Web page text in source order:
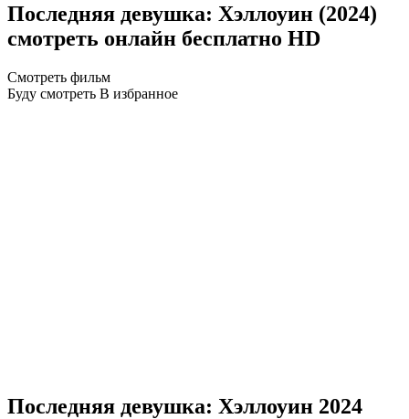
Последняя девушка: Хэллоуин (2024)
смотреть онлайн бесплатно HD
Смотреть фильм
Буду смотреть В избранное
Последняя девушка: Хэллоуин 2024